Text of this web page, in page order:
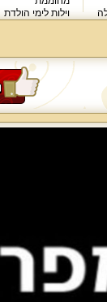
וילות לימי הולדת